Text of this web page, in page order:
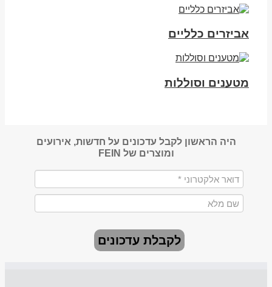
אביזרים כלליים
מטענים וסוללות
היה הראשון לקבל עדכונים על חדשות, אירועים
ומוצרים של FEIN
לקבלת עדכונים